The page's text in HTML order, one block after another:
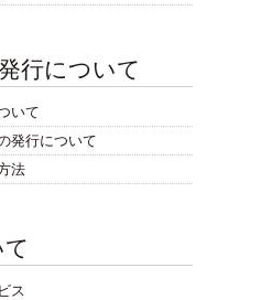
行について
いて
発行について
法
ス